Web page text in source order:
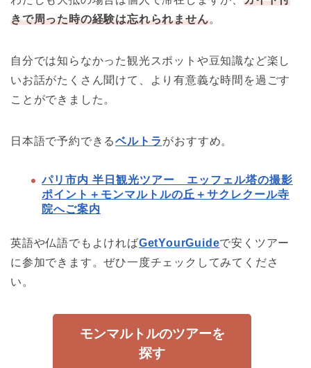
きで周った時の経験は忘れられません。
自分では知らなかった観光スポットや豆知識など楽し
いお話がたくさん聞けて、より有意義な時間を過ごす
ことができました。
日本語で予約できるベルトラ がおすすめ。
パリ市内 半日観光ツアー エッフェル塔の撮影
ポイント＋モンマルトルの丘＋サクレクール寺
院へご案内
英語や仏語でもよければGetYourGuideで安くツアー
に参加できます。ぜひ一度チェックしてみてくださ
い。
モンマルトルのツアーを
探す